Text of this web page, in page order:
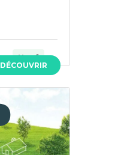
DÉCOUVRIR
Neuf